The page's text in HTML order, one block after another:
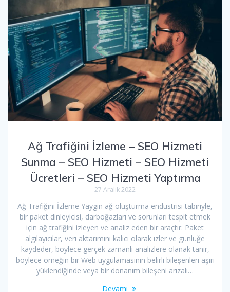
Ağ Trafiğini İzleme – SEO Hizmeti
Sunma – SEO Hizmeti – SEO Hizmeti
Ücretleri – SEO Hizmeti Yaptırma
27 Aralık 2022
Ağ Trafiğini İzleme Yaygın ağ oluşturma endüstrisi tabiriyle,
bir paket dinleyicisi, darboğazları ve sorunları tespit etmek
için ağ trafiğini izleyen ve analiz eden bir araçtır. Paket
algılayıcılar, veri aktarımını kalıcı olarak izler ve günlüğe
kaydeder, böylece gerçek zamanlı analizlere olanak tanır,
böylece örneğin bir Web uygulamasının belirli bileşenleri aşırı
yüklendiğinde veya bir donanım bileşeni arızalı…
Devamı